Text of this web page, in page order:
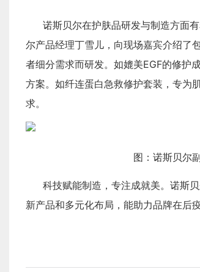
诺斯贝尔在护肤品研发与制造方面
尔产品经理丁雪儿，向现场嘉宾介绍了
者细分需求而研发。如媲美EGF的修
方案。如纤连蛋白急救修护套装，专为
求。
图：诺斯贝尔
科技赋能制造，专注成就美。诺斯
新产品和多元化布局，能助力品牌在后